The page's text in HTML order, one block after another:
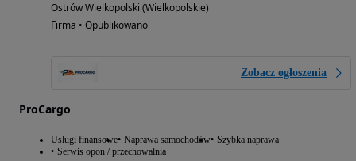
Ostrów Wielkopolski (Wielkopolskie)
Firma • Opublikowano
Zobacz ogłoszenia
ProCargo
Usługi finansowe Naprawa samochodów Szybka naprawa
Serwis opon / przechowalnia